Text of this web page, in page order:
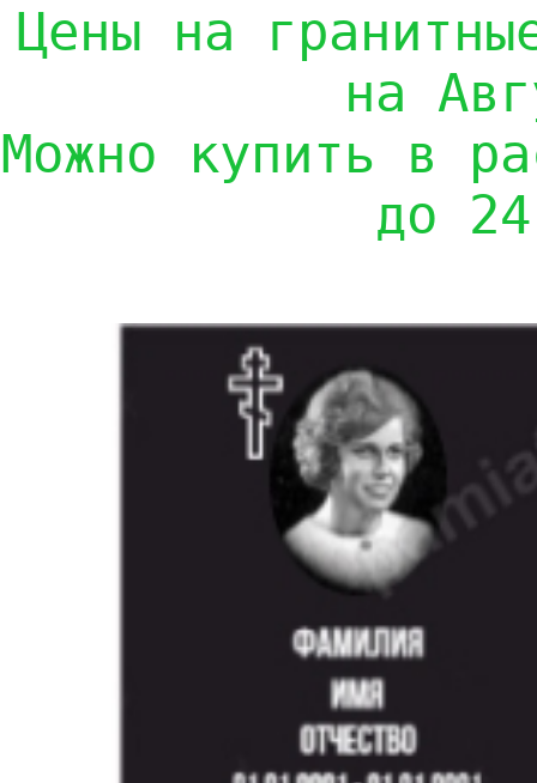
Цены на
на
Можно купить в
до